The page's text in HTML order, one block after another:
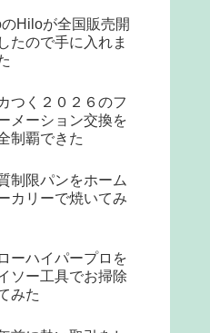
Hiloが全国販売開
たので手に入れま
つく２０２６のフ
メーション交換を
制覇できた
制限パンをホーム
カリーで焼いてみ
ーハイパープロを
ソー工具でお掃除
みた